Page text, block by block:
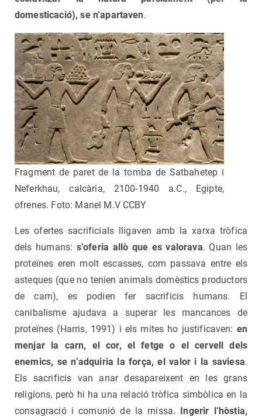
domesticació), se n’apartaven.
Fragment de paret de la tomba de Satbahetep i
Neferkhau, calcària, 2100-1940 a.C., Egipte,
ofrenes. Foto: Manel M.V CCBY
Les ofertes sacrificials lligaven amb la xarxa tròfica
dels humans: s’oferia allò que es valorava. Quan les
proteïnes eren molt escasses, com passava entre els
asteques (que no tenien animals domèstics productors
de carn), es podien fer sacrificis humans. El
canibalisme ajudava a superar les mancances de
proteïnes (Harris, 1991) i els mites ho justificaven: en
menjar la carn, el cor, el fetge o el cervell dels
enemics, se n’adquiria la força, el valor i la saviesa.
Els sacrificis van anar desapareixent en les grans
religions, però hi ha una relació tròfica simbòlica en la
consagració i comunió de la missa. Ingerir l’hòstia,